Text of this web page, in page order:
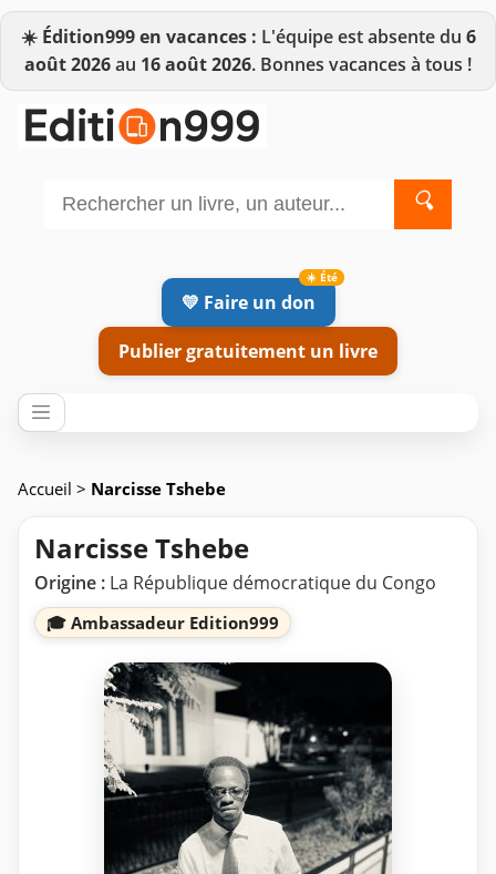
☀️ Édition999 en vacances : L'équipe est absente du 6
août 2026au 16 août 2026. Bonnes vacances à tous !
🔍
💛 Faire un don
Publier gratuitement un livre
Accueil > Narcisse Tshebe
Narcisse Tshebe
Origine : La République démocratique du Congo
🎓 Ambassadeur Edition999